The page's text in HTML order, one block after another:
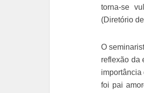
torna-se
(Diretório
O
reflexão da
importância
foi pai